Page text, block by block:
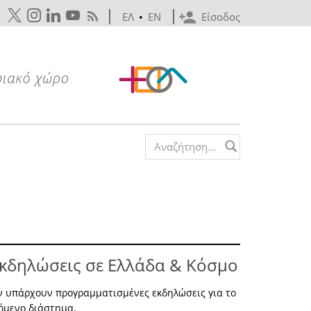
Είσοδος
ΕΛ • EN
Search form
σε Ελλάδα & Κόσμο
υπάρχουν προγραμματισμένες εκδηλώσεις για το
διάστημα.